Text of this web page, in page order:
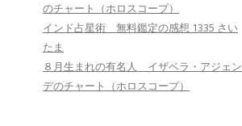
のチャート（ホロスコープ）
インド占星術 無料鑑定の感想 1335 さい
たま
８月生まれの有名人 イザベラ・アジェン
デのチャート（ホロスコープ）